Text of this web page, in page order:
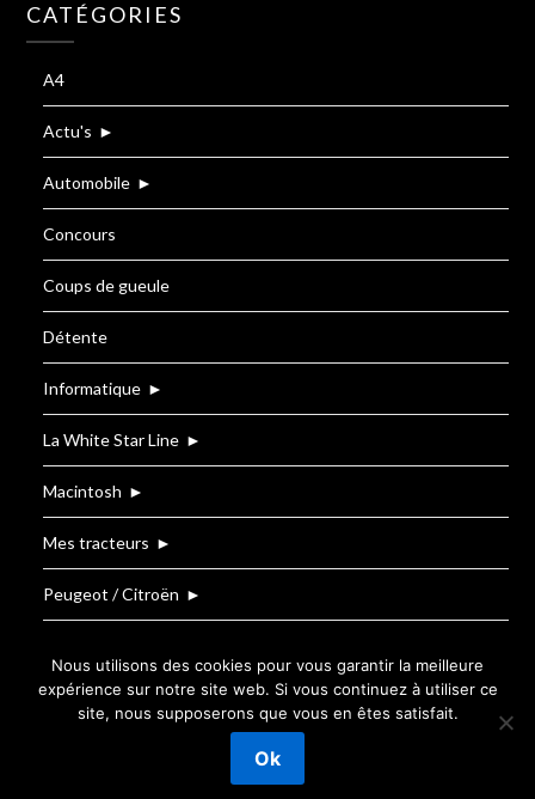
CATÉGORIES
A4
Actu's ►
Automobile ►
Concours
Coups de gueule
Détente
Informatique ►
La White Star Line ►
Macintosh ►
Mes tracteurs ►
Peugeot / Citroën ►
©2026 Le Blog de T.BOUZIGE
Nous utilisons des cookies pour vous garantir la meilleure
expérience sur notre site web. Si vous continuez à utiliser ce
site, nous supposerons que vous en êtes satisfait.
Ok